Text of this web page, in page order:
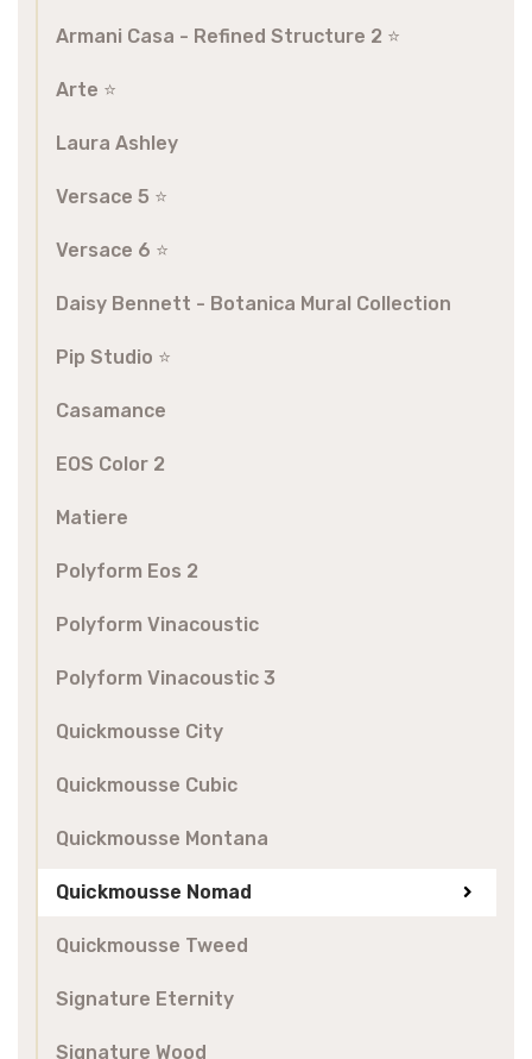
Armani Casa - Refined Structure 2 ⭐️
Arte ⭐️
Laura Ashley
Versace 5 ⭐️
Versace 6 ⭐️
Daisy Bennett - Botanica Mural Collection
Pip Studio ⭐️
Casamance
EOS Color 2
Matiere
Polyform Eos 2
Polyform Vinacoustic
Polyform Vinacoustic 3
Quickmousse City
Quickmousse Cubic
Quickmousse Montana
Quickmousse Nomad
Quickmousse Tweed
Signature Eternity
Signature Wood